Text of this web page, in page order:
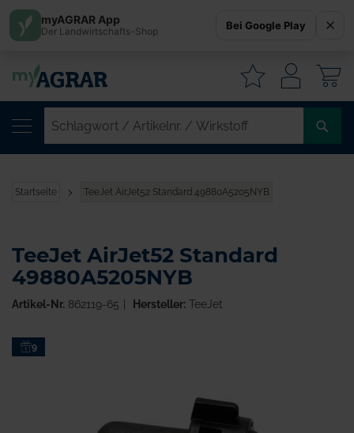
Startseite TeeJet AirJet52 Standard 49880A5205NYB
Zum9
TeeJet AirJet52 Standard
49880A5205NYB
Artikel-Nr. 862119-65 Hersteller:TeeJet
myAGRAR App
Der Landwirtschafts-Shop Bei Google Play